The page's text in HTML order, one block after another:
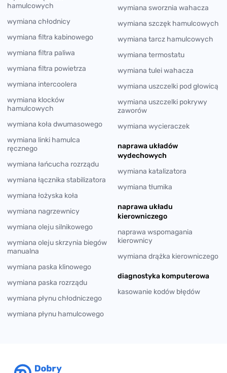
hamulcowych
wymiana chłodnicy
wymiana filtra kabinowego
wymiana filtra paliwa
wymiana filtra powietrza
wymiana intercoolera
wymiana klocków
hamulcowych
wymiana koła dwumasowego
wymiana linki hamulca
ręcznego
wymiana łańcucha rozrządu
wymiana łącznika stabilizatora
wymiana łożyska koła
wymiana nagrzewnicy
wymiana oleju silnikowego
wymiana oleju skrzynia biegów
manualna
wymiana paska klinowego
wymiana paska rozrządu
wymiana płynu chłodniczego
wymiana płynu hamulcowego
wymiana sworznia wahacza
wymiana szczęk hamulcowych
wymiana tarcz hamulcowych
wymiana termostatu
wymiana tulei wahacza
wymiana uszczelki pod głowicą
wymiana uszczelki pokrywy
zaworów
wymiana wycieraczek
naprawa układów
wydechowych
wymiana katalizatora
wymiana tłumika
naprawa układu
kierowniczego
naprawa wspomagania
kierownicy
wymiana drążka kierowniczego
diagnostyka komputerowa
kasowanie kodów błędów